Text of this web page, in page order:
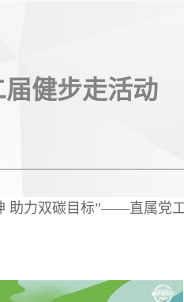
健步走活动
力双碳目标”——直属党